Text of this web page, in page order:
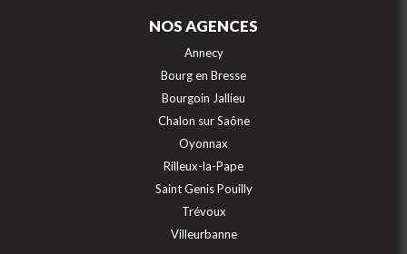
NOS AGENCES
Annecy
Bourg en Bresse
Bourgoin Jallieu
Chalon sur Saône
Oyonnax
Rilleux-la-Pape
Saint Genis Pouilly
Trévoux
Villeurbanne